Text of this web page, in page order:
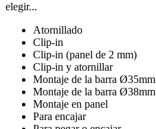
elegir...
Atornillado
Clip-in
Clip-in (panel de 2 mm)
Clip-in y atornillar
Montaje de la barra Ø35mm
Montaje de la barra Ø38mm
Montaje en panel
Para encajar